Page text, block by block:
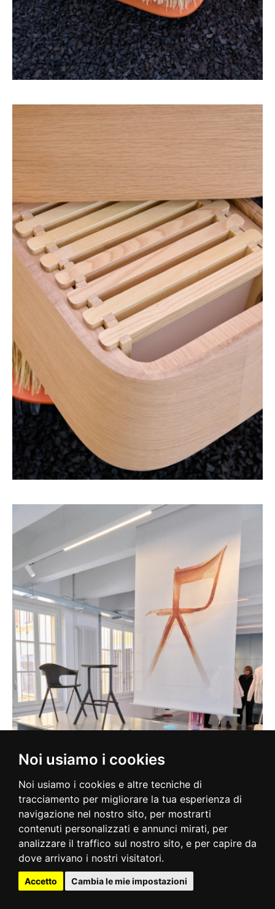
Noi usiamo i cookies
Noi usiamo i cookies e altre tecniche di
tracciamento per migliorare la tua esperienza di
navigazione nel nostro sito, per mostrarti
contenuti personalizzati e annunci mirati, per
analizzare il traffico sul nostro sito, e per capire da
dove arrivano i nostri visitatori.
Accetto Cambia le mie impostazioni